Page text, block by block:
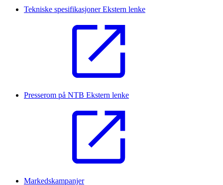
Tekniske spesifikasjonerEkstern lenke
Presserom på NTB Ekstern lenke
Markedskampanjer